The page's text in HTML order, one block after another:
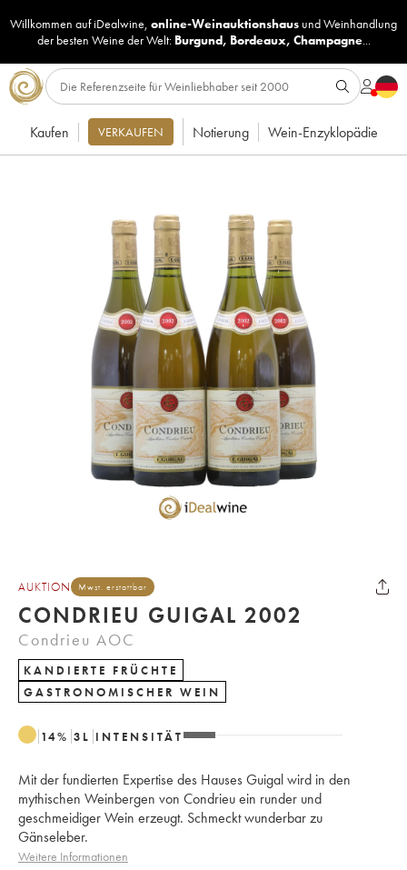
Willkommen auf iDealwine, online-Weinauktionshaus undWeinhandlung
der besten Weine der Welt: Burgund, Bordeaux, Champagne...
Kaufen VERKAUFEN Notierung Wein-Enzyklopädie
AUKTION Mwst. erstattbar
CONDRIEU GUIGAL 2002
Condrieu AOC
KANDIERTE FRÜCHTE
GASTRONOMISCHER WEIN
14% 3 L INTENSITÄT
Mit der fundierten Expertise des Hauses Guigal wird in den
mythischen Weinbergen von Condrieu ein runder und
geschmeidiger Wein erzeugt. Schmeckt wunderbar zu
Gänseleber.
Weitere Informationen